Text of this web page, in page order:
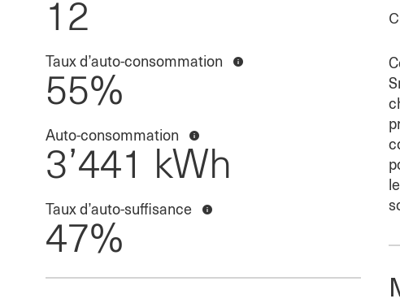
12
Taux d’auto-consommation Informationen anzeigen
55%
Auto-consommation Informationen anzeigen
3’441 kWh
Taux d’auto-suffisance Informationen anzeigen
47%